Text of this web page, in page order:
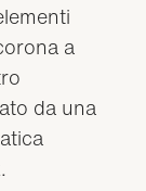
a
da una